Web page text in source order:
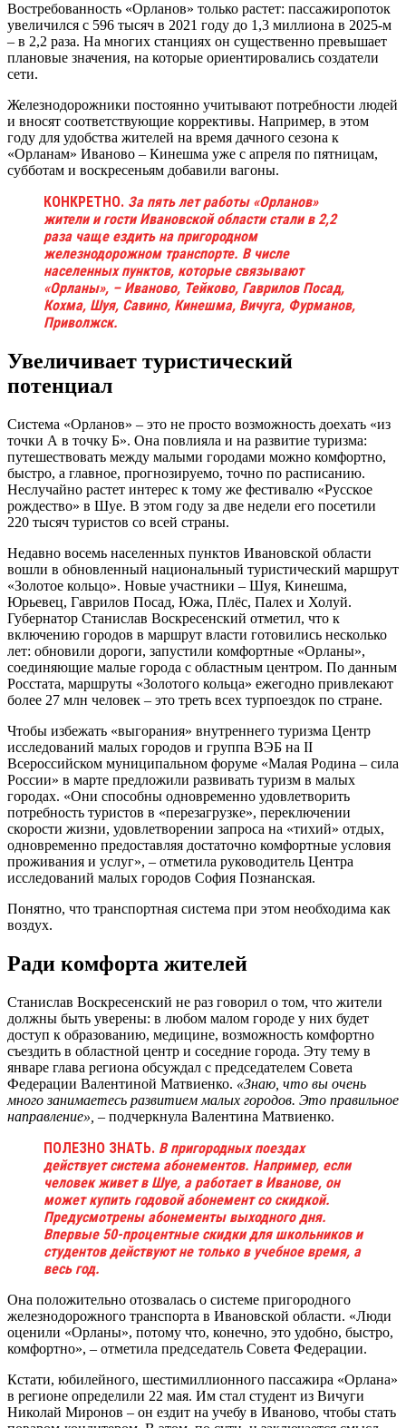
Востребованность «Орланов» только растет: пассажиропоток
увеличился с 596 тысяч в 2021 году до 1,3 миллиона в 2025-м
– в 2,2 раза. На многих станциях он существенно превышает
плановые значения, на которые ориентировались создатели
сети.
Железнодорожники постоянно учитывают потребности людей
и вносят соответствующие коррективы. Например, в этом
году для удобства жителей на время дачного сезона к
«Орланам» Иваново – Кинешма уже с апреля по пятницам,
субботам и воскресеньям добавили вагоны.
КОНКРЕТНО. За пять лет работы «Орланов»
жители и гости Ивановской области стали в 2,2
раза чаще ездить на пригородном
железнодорожном транспорте. В числе
населенных пунктов, которые связывают
«Орланы», – Иваново, Тейково, Гаврилов Посад,
Кохма, Шуя, Савино, Кинешма, Вичуга, Фурманов,
Приволжск.
Увеличивает туристический
потенциал
Система «Орланов» – это не просто возможность доехать «из
точки А в точку Б». Она повлияла и на развитие туризма:
путешествовать между малыми городами можно комфортно,
быстро, а главное, прогнозируемо, точно по расписанию.
Неслучайно растет интерес к тому же фестивалю «Русское
рождество» в Шуе. В этом году за две недели его посетили
220 тысяч туристов со всей страны.
Недавно восемь населенных пунктов Ивановской области
вошли в обновленный национальный туристический маршрут
«Золотое кольцо». Новые участники – Шуя, Кинешма,
Юрьевец, Гаврилов Посад, Южа, Плёс, Палех и Холуй.
Губернатор Станислав Воскресенский отметил, что к
включению городов в маршрут власти готовились несколько
лет: обновили дороги, запустили комфортные «Орланы»,
соединяющие малые города с областным центром. По данным
Росстата, маршруты «Золотого кольца» ежегодно привлекают
более 27 млн человек – это треть всех турпоездок по стране.
Чтобы избежать «выгорания» внутреннего туризма Центр
исследований малых городов и группа ВЭБ на II
Всероссийском муниципальном форуме «Малая Родина – сила
России» в марте предложили развивать туризм в малых
городах. «Они способны одновременно удовлетворить
потребность туристов в «перезагрузке», переключении
скорости жизни, удовлетворении запроса на «тихий» отдых,
одновременно предоставляя достаточно комфортные условия
проживания и услуг», – отметила руководитель Центра
исследований малых городов София Познанская.
Понятно, что транспортная система при этом необходима как
воздух.
Ради комфорта жителей
Станислав Воскресенский не раз говорил о том, что жители
должны быть уверены: в любом малом городе у них будет
доступ к образованию, медицине, возможность комфортно
съездить в областной центр и соседние города. Эту тему в
январе глава региона обсуждал с председателем Совета
Федерации Валентиной Матвиенко. «Знаю, что вы очень
много занимаетесь развитием малых городов. Это правильное
направление», – подчеркнула Валентина Матвиенко.
ПОЛЕЗНО ЗНАТЬ. В пригородных поездах
действует система абонементов. Например, если
человек живет в Шуе, а работает в Иванове, он
может купить годовой абонемент со скидкой.
Предусмотрены абонементы выходного дня.
Впервые 50-процентные скидки для школьников и
студентов действуют не только в учебное время, а
весь год.
Она положительно отозвалась о системе пригородного
железнодорожного транспорта в Ивановской области. «Люди
оценили «Орланы», потому что, конечно, это удобно, быстро,
комфортно», – отметила председатель Совета Федерации.
Кстати, юбилейного, шестимиллионного пассажира «Орлана»
в регионе определили 22 мая. Им стал студент из Вичуги
Николай Миронов – он ездит на учебу в Иваново, чтобы стать